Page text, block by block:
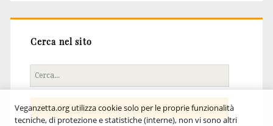
Cerca nel sito
Cerca
per:
Veganzetta.org utilizza cookie solo per le proprie funzionalità
tecniche, di protezione e statistiche (interne), non vi sono altri